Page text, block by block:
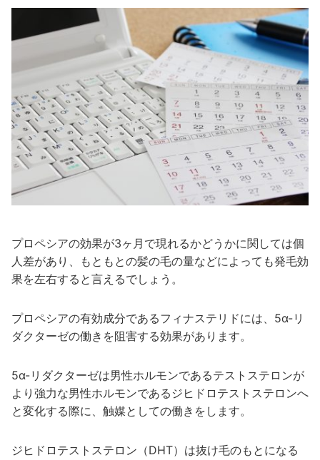
プロペシアの効果が3ヶ月で現れるかどうかに関しては個
人差があり、もともとの髪の毛の量などによっても発毛効
果を左右すると言えるでしょう。
プロペシアの有効成分であるフィナステリドには、5α-リ
ダクターゼの働きを阻害する効果があります。
5α-リダクターゼは男性ホルモンであるテストステロンが
より強力な男性ホルモンであるジヒドロテストステロンへ
と変化する際に、触媒としての働きをします。
ジヒドロテストステロン（DHT）は抜け毛のもとになる